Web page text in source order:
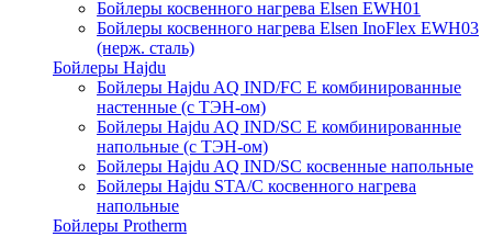
Бойлеры косвенного нагрева Elsen EWH01
Бойлеры косвенного нагрева Elsen InoFlex EWH03
(нерж. сталь)
Бойлеры Hajdu
Бойлеры Hajdu AQ IND/FC E комбинированные
настенные (с ТЭН-ом)
Бойлеры Hajdu AQ IND/SC E комбинированные
напольные (с ТЭН-ом)
Бойлеры Hajdu AQ IND/SC косвенные напольные
Бойлеры Hajdu STA/C косвенного нагрева
напольные
Бойлеры Protherm